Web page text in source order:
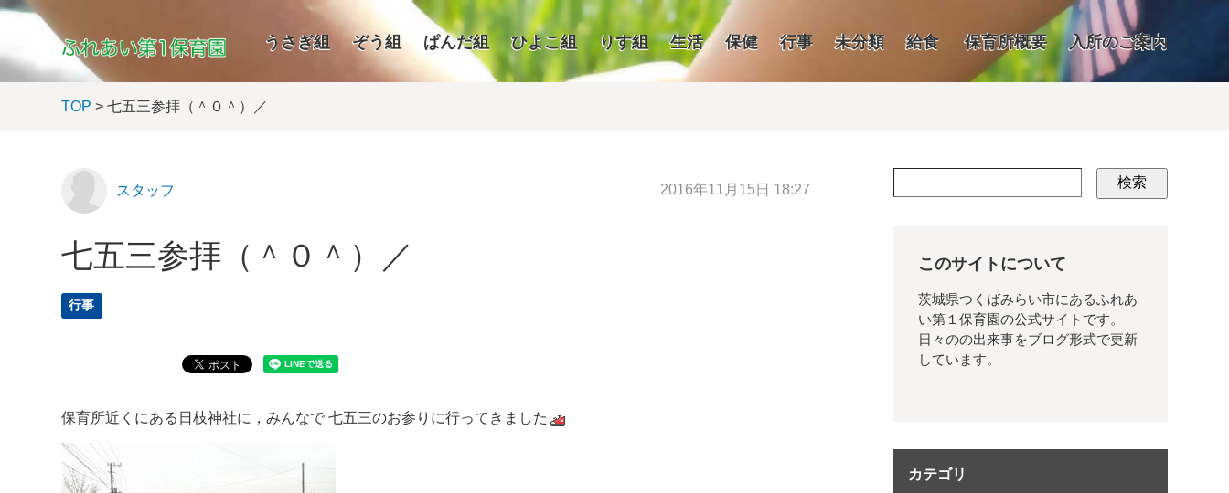
うさぎ組 ぞう組 ぱんだ組 ひよこ組 りす組 生活 保健 行事 未分類 給食 保育所概要 入所のご案内
TOP > 七五三参拝（＾０＾）／
スタッフ 2016年11月15日 18:27
七五三参拝（＾０＾）／
行事
保育所近くにある日枝神社に，みんなで 七五三のお参りに行ってきました
検索
このサイトについて
茨城県つくばみらい市にあるふれあ
い第１保育園の公式サイトです。
日々のの出来事をブログ形式で更新
しています。
カテゴリ